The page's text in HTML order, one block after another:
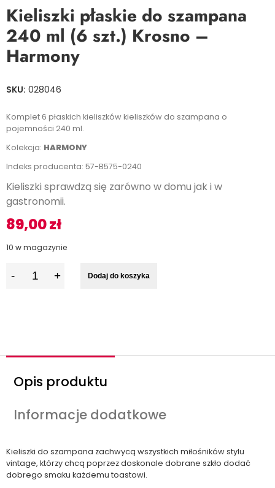
Kieliszki płaskie do szampana
240 ml (6 szt.) Krosno –
Harmony
SKU: 028046
Komplet 6 płaskich kieliszków kieliszków do szampana o
pojemności 240 ml.
Kolekcja: HARMONY
Indeks producenta: 57-B575-0240
Kieliszki sprawdzą się zarówno w domu jak i w
gastronomii.
89,00zł
10 w magazynie
Dodaj do koszyka
Opis produktu
Informacje dodatkowe
Kieliszki do szampana zachwycą wszystkich miłośników stylu
vintage, którzy chcą poprzez doskonale dobrane szkło dodać
dobrego smaku każdemu toastowi.